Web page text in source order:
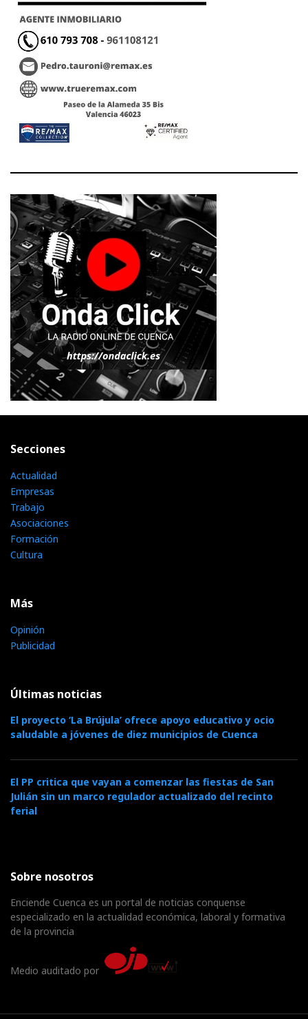
Secciones
Actualidad
Empresas
Trabajo
Asociaciones
Formación
Cultura
Más
Opinión
Publicidad
Últimas noticias
El proyecto ‘La Brújula’ ofrece apoyo educativo y ocio
saludable a jóvenes de diez municipios de Cuenca
El PP critica que vayan a comenzar las fiestas de San
Julián sin un marco regulador actualizado del recinto
ferial
Sobre nosotros
Enciende Cuenca es un portal de noticias conquense
especializado en la actualidad económica, laboral y formativa
de la provincia
Medio auditado por